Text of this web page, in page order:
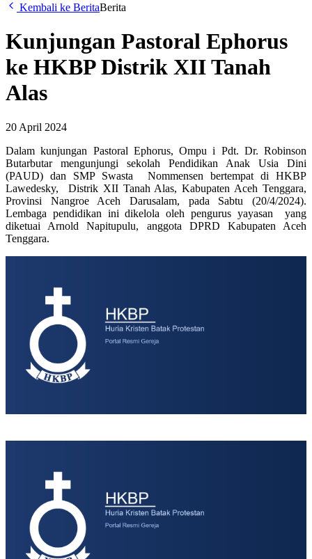
Kembali ke BeritaBerita
Kunjungan Pastoral Ephorus
ke HKBP Distrik XII Tanah
Alas
20 April 2024
Dalam kunjungan Pastoral Ephorus, Ompu i Pdt. Dr. Robinson
Butarbutar mengunjungi sekolah Pendidikan Anak Usia Dini
(PAUD) dan SMP Swasta Nommensen bertempat di HKBP
Lawedesky, Distrik XII Tanah Alas, Kabupaten Aceh Tenggara,
Provinsi Nangroe Aceh Darusalam, pada Sabtu (20/4/2024).
Lembaga pendidikan ini dikelola oleh pengurus yayasan yang
diketuai Arnold Napitupulu, anggota DPRD Kabupaten Aceh
Tenggara.